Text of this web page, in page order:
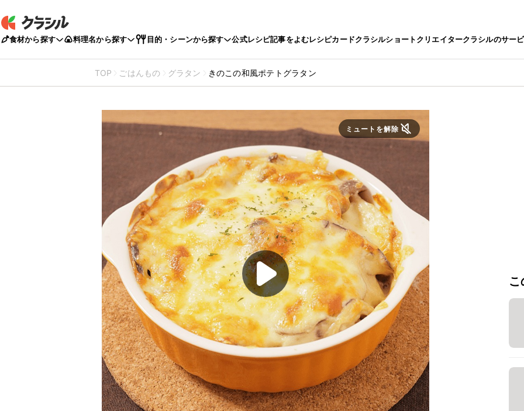
食材から探す 料理名から探す 目的・シーンから探す 公式レシピ記事をよむレシピカードクラシルショートクリエイタークラシルのサー
TOP ごはんもの グラタン きのこの和風ポテトグラタン
ミュートを解除